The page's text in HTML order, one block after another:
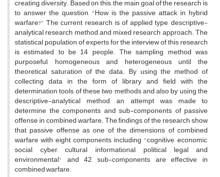
creating diversity. Based on this, the main goal of the research is
to answer the question, "How is the passive attack in hybrid
warfare?" The current research is of applied type, descriptive-
analytical research method and mixed research approach. The
statistical population of experts for the interview of this research
is estimated to be 14 people. The sampling method was
purposeful, homogeneous and heterogeneous until the
theoretical saturation of the data. By using the method of
collecting data in the form of library and field with the
determination tools of these two methods and also by using the
descriptive-analytical method, an attempt was made to
determine the components and sub-components of passive
offense in combined warfare. The findings of the research show
that passive offense as one of the dimensions of combined
warfare with eight components including "cognitive, economic,
social, cyber, cultural, informational, political, legal and
environmental" and 42 sub-components are effective in
combined warfare.